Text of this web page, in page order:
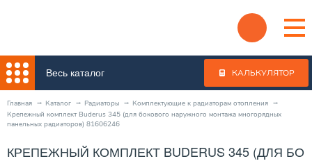
Весь каталог КАЛЬКУЛЯТОР
Главная Каталог Радиаторы
Комплектующие к радиаторам отопления
Крепежный комплект Buderus 345 (для бокового наружного монтажа многорядных
панельных радиаторов) 81606246
КРЕПЕЖНЫЙ КОМПЛЕКТ BUDERUS 345 (ДЛЯ